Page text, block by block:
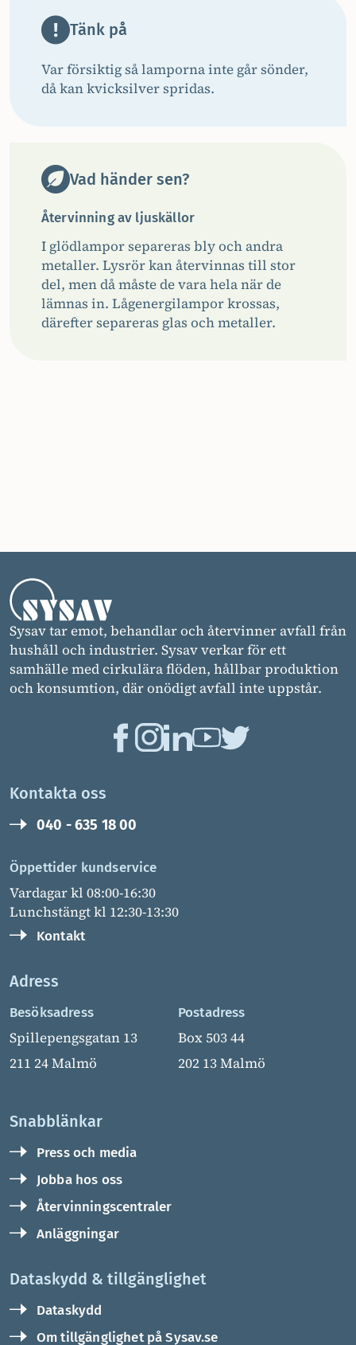
Tänk på
Var försiktig så lamporna inte går sönder,
då kan kvicksilver spridas.
Vad händer sen?
Återvinning av ljuskällor
I glödlampor separeras bly och andra
metaller. Lysrör kan återvinnas till stor
del, men då måste de vara hela när de
lämnas in. Lågenergilampor krossas,
därefter separeras glas och metaller.
Sysav tar emot, behandlar och återvinner avfall från
hushåll och industrier. Sysav verkar för ett
samhälle med cirkulära flöden, hållbar produktion
och konsumtion, där onödigt avfall inte uppstår.
Kontakta oss
040 - 635 18 00
Öppettider kundservice
Vardagar kl 08:00-16:30
Lunchstängt kl 12:30-13:30
Kontakt
Adress
Besöksadress
Spillepengsgatan 13
211 24 Malmö
Postadress
Box 503 44
202 13 Malmö
Snabblänkar
Press och media
Jobba hos oss
Återvinningscentraler
Anläggningar
Dataskydd & tillgänglighet
Dataskydd
Om tillgänglighet på Sysav.se